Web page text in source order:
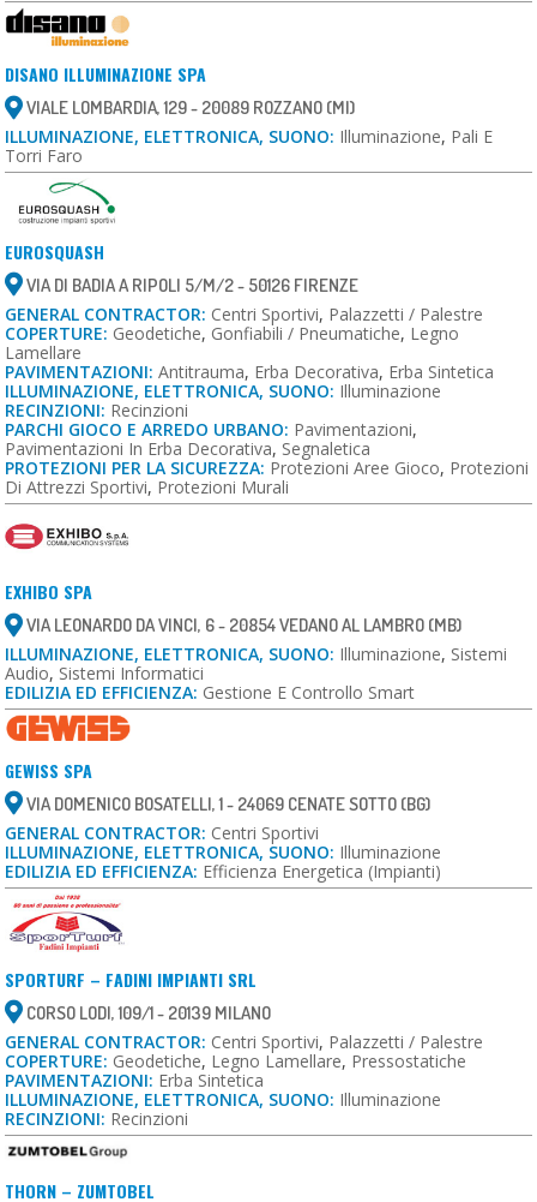
DISANO ILLUMINAZIONE SPA
VIALE LOMBARDIA, 129 - 20089 ROZZANO (MI)
ILLUMINAZIONE, ELETTRONICA, SUONO: Illuminazione, Pali E
Torri Faro
EUROSQUASH
VIA DI BADIA A RIPOLI 5/M/2 - 50126 FIRENZE
GENERAL CONTRACTOR: Centri Sportivi, Palazzetti / Palestre
COPERTURE: Geodetiche, Gonfiabili / Pneumatiche, Legno
Lamellare
PAVIMENTAZIONI: Antitrauma, Erba Decorativa, Erba Sintetica
ILLUMINAZIONE, ELETTRONICA, SUONO: Illuminazione
RECINZIONI: Recinzioni
PARCHI GIOCO E ARREDO URBANO: Pavimentazioni,
Pavimentazioni In Erba Decorativa, Segnaletica
PROTEZIONI PER LA SICUREZZA: Protezioni Aree Gioco, Protezioni
Di Attrezzi Sportivi, Protezioni Murali
EXHIBO SPA
VIA LEONARDO DA VINCI, 6 - 20854 VEDANO AL LAMBRO (MB)
ILLUMINAZIONE, ELETTRONICA, SUONO: Illuminazione, Sistemi
Audio, Sistemi Informatici
EDILIZIA ED EFFICIENZA: Gestione E Controllo Smart
GEWISS SPA
VIA DOMENICO BOSATELLI, 1 - 24069 CENATE SOTTO (BG)
GENERAL CONTRACTOR: Centri Sportivi
ILLUMINAZIONE, ELETTRONICA, SUONO: Illuminazione
EDILIZIA ED EFFICIENZA: Efficienza Energetica (impianti)
SPORTURF – FADINI IMPIANTI SRL
CORSO LODI, 109/1 - 20139 MILANO
GENERAL CONTRACTOR: Centri Sportivi, Palazzetti / Palestre
COPERTURE: Geodetiche, Legno Lamellare, Pressostatiche
PAVIMENTAZIONI: Erba Sintetica
ILLUMINAZIONE, ELETTRONICA, SUONO: Illuminazione
RECINZIONI: Recinzioni
THORN – ZUMTOBEL